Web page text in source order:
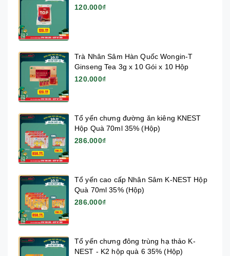
120.000₫
Trà Nhân Sâm Hàn Quốc Wongin-T
Ginseng Tea 3g x 10 Gói x 10 Hộp
120.000₫
Tổ yến chưng đường ăn kiêng KNEST
Hộp Quà 70ml 35% (Hộp)
286.000₫
Tổ yến cao cấp Nhân Sâm K-NEST Hộp
Quà 70ml 35% (Hộp)
286.000₫
Tổ yến chưng đông trùng hạ thảo K-
NEST - K2 hộp quà 6 35% (Hộp)